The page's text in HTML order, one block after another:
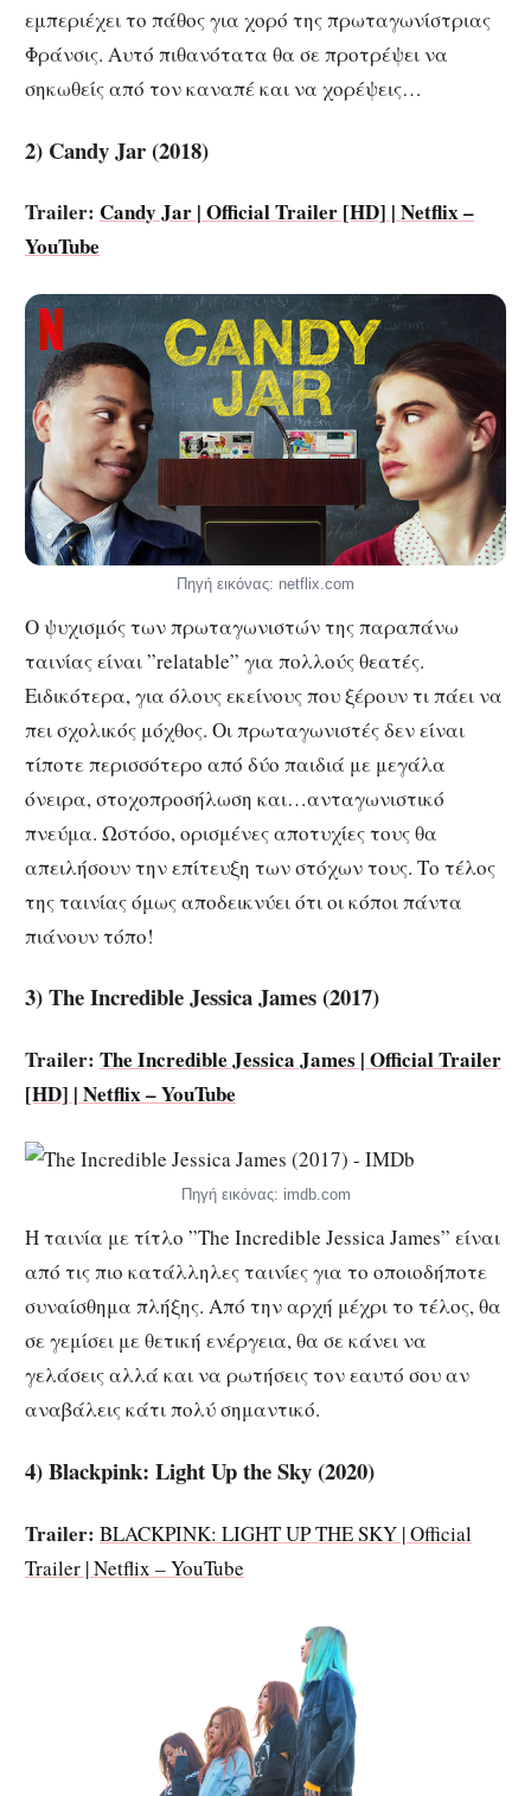
εμπεριέχει το πάθος για χορό της πρωταγωνίστριας
Φράνσις. Αυτό πιθανότατα θα σε προτρέψει να
σηκωθείς από τον καναπέ και να χορέψεις…
2) Candy Jar (2018)
Trailer: Candy Jar | Official Trailer [HD] | Netflix –
YouTube
Πηγή εικόνας: netflix.com
Ο ψυχισμός των πρωταγωνιστών της παραπάνω
ταινίας είναι ”relatable” για πολλούς θεατές.
Ειδικότερα, για όλους εκείνους που ξέρουν τι πάει να
πει σχολικός μόχθος. Οι πρωταγωνιστές δεν είναι
τίποτε περισσότερο από δύο παιδιά με μεγάλα
όνειρα, στοχοπροσήλωση και…ανταγωνιστικό
πνεύμα. Ωστόσο, ορισμένες αποτυχίες τους θα
απειλήσουν την επίτευξη των στόχων τους. Το τέλος
της ταινίας όμως αποδεικνύει ότι οι κόποι πάντα
πιάνουν τόπο!
3) The Incredible Jessica James (2017)
Trailer: The Incredible Jessica James | Official Trailer
[HD] | Netflix – YouTube
Πηγή εικόνας: imdb.com
H ταινία με τίτλο ”The Incredible Jessica James” είναι
από τις πιο κατάλληλες ταινίες για το οποιοδήποτε
συναίσθημα πλήξης. Από την αρχή μέχρι το τέλος, θα
σε γεμίσει με θετική ενέργεια, θα σε κάνει να
γελάσεις αλλά και να ρωτήσεις τον εαυτό σου αν
αναβάλεις κάτι πολύ σημαντικό.
4) Blackpink: Light Up the Sky (2020)
Trailer: BLACKPINK: LIGHT UP THE SKY | Official
Trailer | Netflix – YouTube